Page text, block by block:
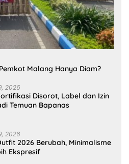
Malang Hanya Diam?
2026
Disorot, Label dan Izin
Temuan Bapanas
2026
2026 Berubah, Minimalisme
Ekspresif